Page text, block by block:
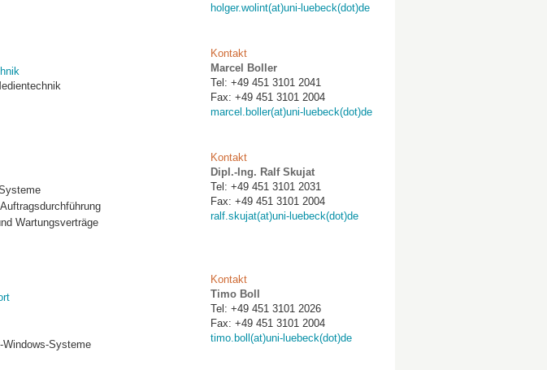
holger.wolint(at)uni-luebeck(dot)de
Kontakt
Marcel Boller
Tel: +49 451 3101 2041
Fax: +49 451 3101 2004
marcel.boller(at)uni-luebeck(dot)de
Kontakt
Dipl.-Ing. Ralf Skujat
Tel: +49 451 3101 2031
Fax: +49 451 3101 2004
ralf.skujat(at)uni-luebeck(dot)de
Wartungsverträge
Kontakt
Timo Boll
Tel: +49 451 3101 2026
Fax: +49 451 3101 2004
timo.boll(at)uni-luebeck(dot)de
Systeme